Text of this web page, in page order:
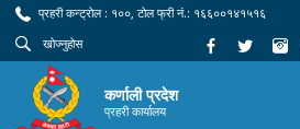
प्रहरी कन्ट्रोल : १००, टोल फ्री नं.: १६६००१४१५१६
कर्णाली प्रदेश
प्रहरी कार्यालय